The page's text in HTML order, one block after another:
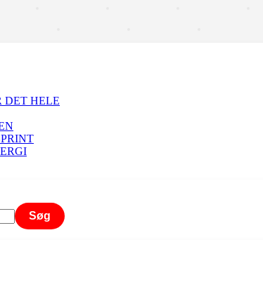
DET HELE
Søg